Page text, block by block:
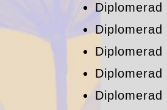
Diplomerad